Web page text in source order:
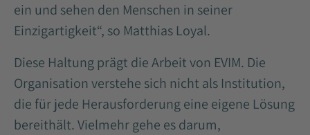
ein und sehen den Menschen in seiner
Einzigartigkeit“, so Matthias Loyal.
Diese Haltung prägt die Arbeit von EVIM. Die
Organisation verstehe sich nicht als Institution,
die für jede Herausforderung eine eigene Lösung
bereithält. Vielmehr gehe es darum,